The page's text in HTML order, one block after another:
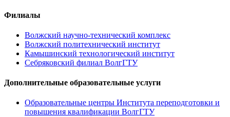
Филиалы
Волжский научно-технический комплекс
Волжский политехнический институт
Камышинский технологический институт
Себряковский филиал ВолгГТУ
Дополнительные образовательные услуги
Образовательные центры Института переподготовки и
повышения квалификации ВолгГТУ